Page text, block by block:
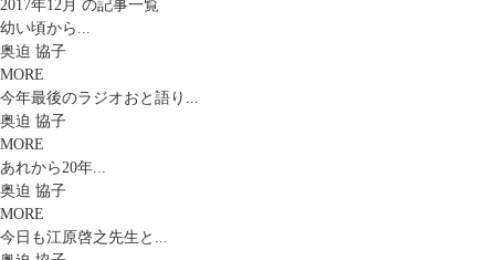
2017年12月 の記事一覧
幼い頃から...
奥迫 協子
MORE
今年最後のラジオおと語り...
奥迫 協子
MORE
あれから20年...
奥迫 協子
MORE
今日も江原啓之先生と...